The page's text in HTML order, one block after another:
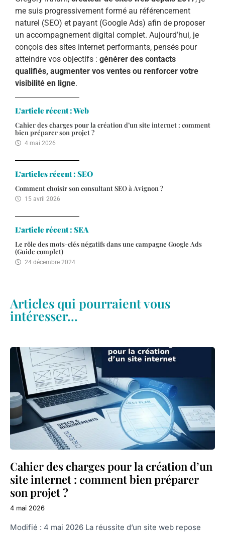
me suis progressivement formé au référencement
naturel (SEO) et payant (Google Ads) afin de proposer
un accompagnement digital complet. Aujourd’hui, je
conçois des sites internet performants, pensés pour
atteindre vos objectifs : générer des contacts
qualifiés, augmenter vos ventes ou renforcer votre
visibilité en ligne.
L’article récent : Web
Cahier des charges pour la création d’un site internet : comment
bien préparer son projet ?
4 mai 2026
L’articles récent : SEO
Comment choisir son consultant SEO à Avignon ?
15 avril 2026
L’article récent : SEA
Le rôle des mots-clés négatifs dans une campagne Google Ads
(Guide complet)
24 décembre 2024
Articles qui pourraient vous
intéresser...
Cahier des charges pour la création d’un
site internet : comment bien préparer
son projet ?
4 mai 2026
Modifié : 4 mai 2026 La réussite d’un site web repose